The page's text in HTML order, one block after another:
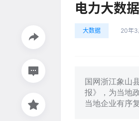
电力大数
大数据 20年3
国网浙江象山
报》，为当地
当地企业有序